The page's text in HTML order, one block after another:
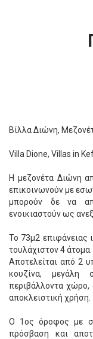
Βίλλα Διώνη,
Villa Dione, Villas in
Η μεζονέτα Διώνη
επικοινωνούν με
μπορούν δε να
ενοικιαστούν ως
Το 73μ2 επιφάνειας
τουλάχιστον 4 άτομα.
Αποτελείται από 2
κουζίνα, μεγάλη
περιβάλλοντα χώρο,
αποκλειστική χρήση.
Ο 1ος όροφος με
πρόσβαση και